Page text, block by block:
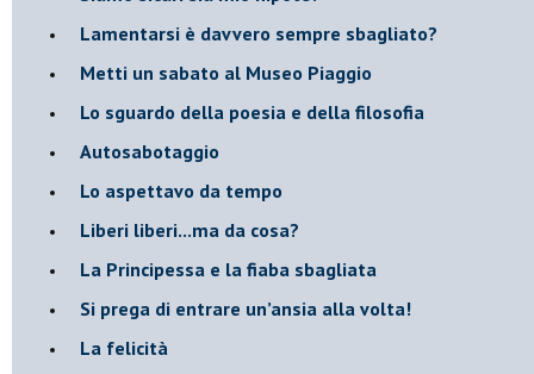
​Lamentarsi è davvero sempre sbagliato?
​Metti un sabato al Museo Piaggio
​Lo sguardo della poesia e della filosofia
Autosabotaggio
​Lo aspettavo da tempo
​Liberi liberi...ma da cosa?
​La Principessa e la fiaba sbagliata
Si prega di entrare un’ansia alla volta!
​La felicità